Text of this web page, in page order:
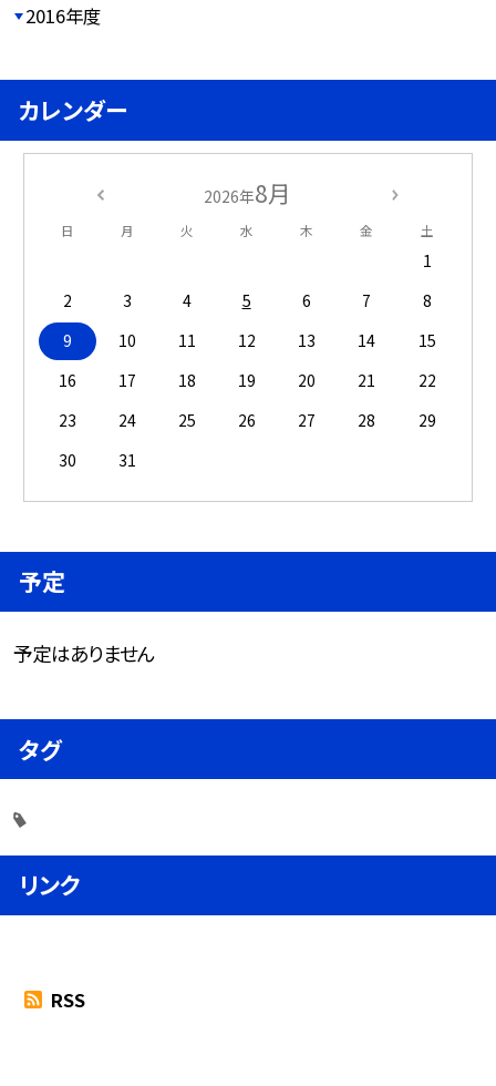
2016年度
カレンダー
2026年8月
日 月 火 水 木 金 土
1
2
3 4 5 6 7
8
9
10 11 12 13 14
15
16
17 18 19 20 21
22
23
24 25 26 27 28
29
30
31
予定
予定はありません
タグ
リンク
RSS